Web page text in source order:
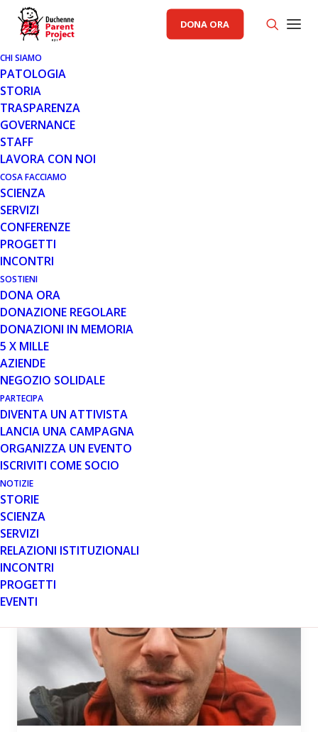
DONA ORA
CHI SIAMO
PATOLOGIA
STORIA
TRASPARENZA
GOVERNANCE
STAFF
LAVORA CON NOI
COSA FACCIAMO
SCIENZA
SERVIZI
CONFERENZE
PROGETTI
INCONTRI
SOSTIENI
DONA ORA
DONAZIONE REGOLARE
DONAZIONI IN MEMORIA
5 X MILLE
AZIENDE
NEGOZIO SOLIDALE
PARTECIPA
DIVENTA UN ATTIVISTA
LANCIA UNA CAMPAGNA
ORGANIZZA UN EVENTO
ISCRIVITI COME SOCIO
NOTIZIE
STORIE
SCIENZA
SERVIZI
RELAZIONI ISTITUZIONALI
INCONTRI
PROGETTI
EVENTI
AREA SCIENZA PP
31 MAR 2017
ACCESSO A RAXONE, NOTIZIE DA
AIFA
Condividiamo con voi la notizia del parere negativo
ricevuto della Commissione Tecnico Scientifica dell’AIFA,
alla richiesta presentata dalla nostra…
Leggi tutto
MESE: MARZO 2017